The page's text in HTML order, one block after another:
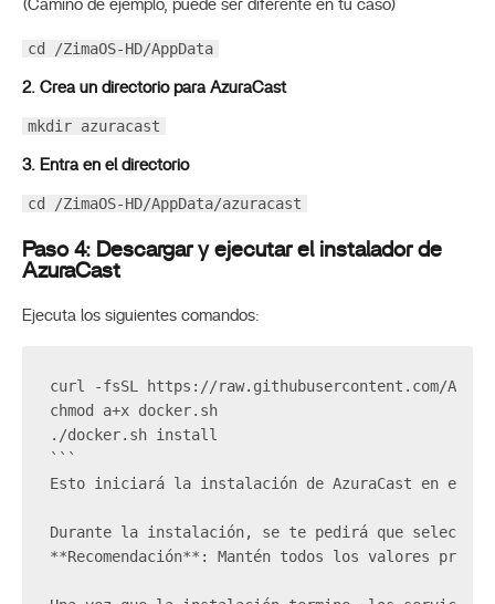
(Camino de ejemplo, puede ser diferente en tu caso)
cd /ZimaOS-HD/AppData
2. Crea un directorio para AzuraCast
mkdir azuracast
3. Entra en el directorio
cd /ZimaOS-HD/AppData/azuracast
Paso 4: Descargar y ejecutar el instalador de
AzuraCast
Ejecuta los siguientes comandos:
curl -fsSL https://raw.githubusercontent.com/
chmod a+x docker.sh
./docker.sh install
```
Esto iniciará la instalación de AzuraCast en el
Durante la instalación, se te pedirá que
**Recomendación**: Mantén todos los valores